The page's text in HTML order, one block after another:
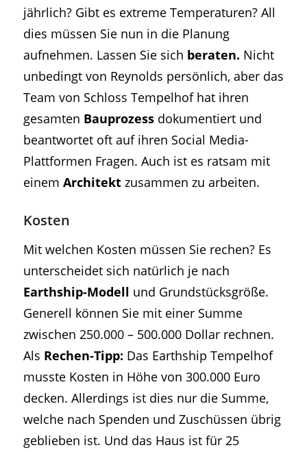
jährlich? Gibt es extreme Temperaturen? All
dies müssen Sie nun in die Planung
aufnehmen. Lassen Sie sich beraten. Nicht
unbedingt von Reynolds persönlich, aber das
Team von Schloss Tempelhof hat ihren
gesamten Bauprozessdokumentiert und
beantwortet oft auf ihren Social Media-
Plattformen Fragen. Auch ist es ratsam mit
einem Architektzusammen zu arbeiten.
Kosten
Mit welchen Kosten müssen Sie rechen? Es
unterscheidet sich natürlich je nach
Earthship-Modell und Grundstücksgröße.
Generell können Sie mit einer Summe
zwischen 250.000 – 500.000 Dollar rechnen.
Als Rechen-Tipp: Das Earthship Tempelhof
musste Kosten in Höhe von 300.000 Euro
decken. Allerdings ist dies nur die Summe,
welche nach Spenden und Zuschüssen übrig
geblieben ist. Und das Haus ist für 25